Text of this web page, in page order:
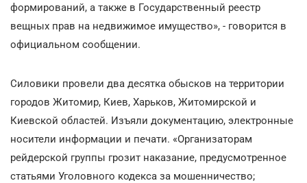
формирований, а также в Государственный реестр
вещных прав на недвижимое имущество», - говорится в
официальном сообщении.
Силовики провели два десятка обысков на территории
городов Житомир, Киев, Харьков, Житомирской и
Киевской областей. Изъяли документацию, электронные
носители информации и печати. «Организаторам
рейдерской группы грозит наказание, предусмотренное
статьями Уголовного кодекса за мошенничество;